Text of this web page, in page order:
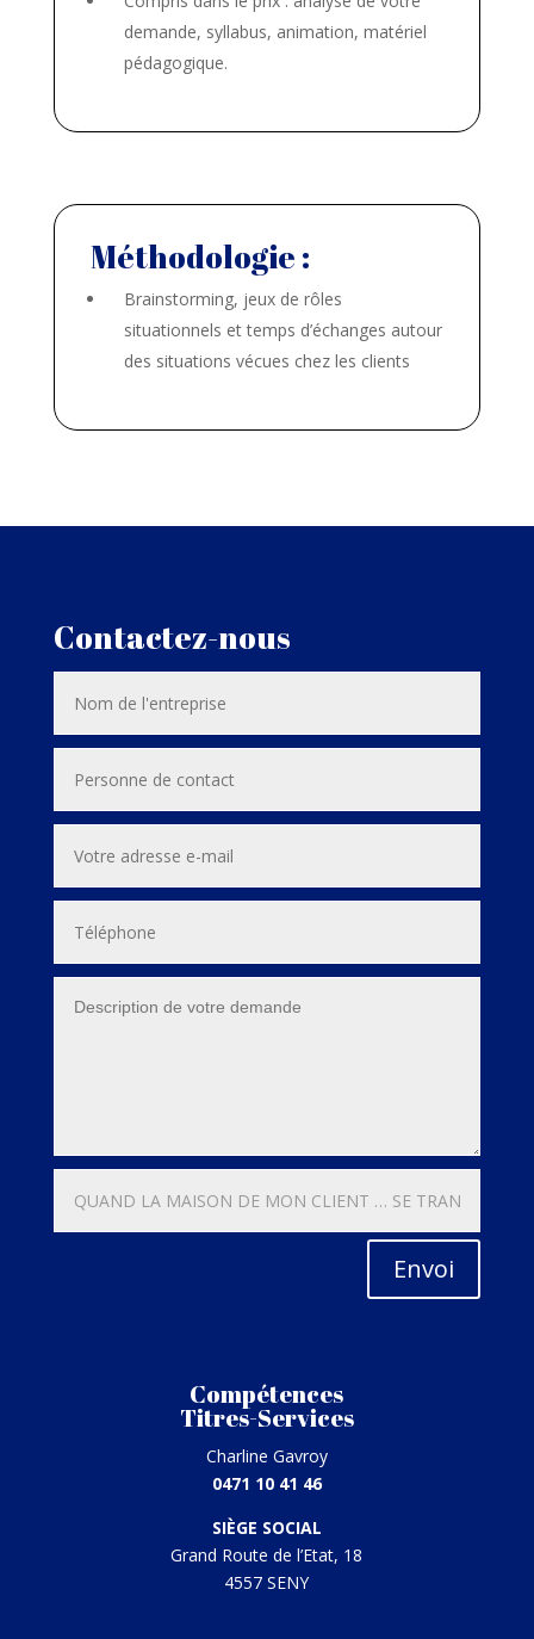
demande, syllabus, animation, matériel
pédagogique.
Méthodologie :
Brainstorming, jeux de rôles
situationnels et temps d’échanges autour
des situations vécues chez les clients
Contactez-nous
Envoi
Compétences
Titres-Services
Charline Gavroy
0471 10 41 46
SIÈGE SOCIAL
Grand Route de l’Etat, 18
4557 SENY